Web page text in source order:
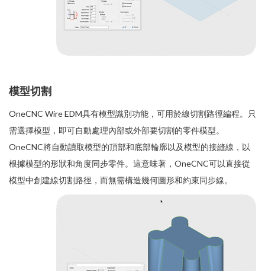
模型切割
OneCNC Wire EDM具有模型識別功能，可用於線切割路徑編程。只
需選擇模型，即可自動處理內部或外部要切割的零件模型。
OneCNC將自動讀取模型的頂部和底部輪廓以及模型的接縫線，以
根據模型的形狀和角度同步零件。這意味著，OneCNC可以直接從
模型中創建線切割路徑，而無需構造幾何圖形和約束同步線。